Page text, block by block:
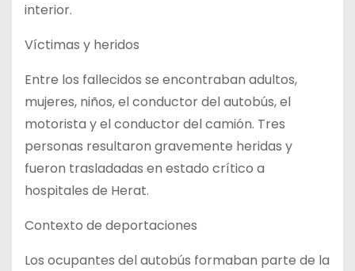
interior.
Víctimas y heridos
Entre los fallecidos se encontraban adultos,
mujeres, niños, el conductor del autobús, el
motorista y el conductor del camión. Tres
personas resultaron gravemente heridas y
fueron trasladadas en estado crítico a
hospitales de Herat.
Contexto de deportaciones
Los ocupantes del autobús formaban parte de la